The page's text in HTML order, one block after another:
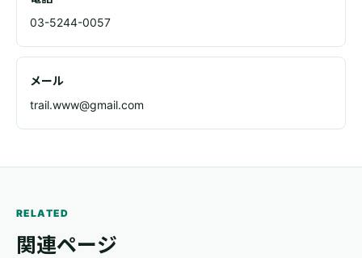
03-5244-0057
メール
trail.www@gmail.com
RELATED
関連ページ